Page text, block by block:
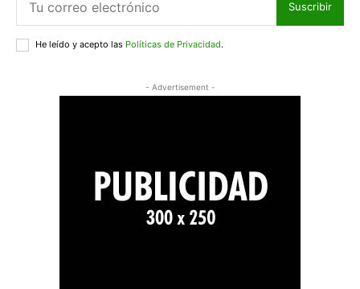
Suscribir
He leído y acepto las Políticas de Privacidad.
- Advertisement -